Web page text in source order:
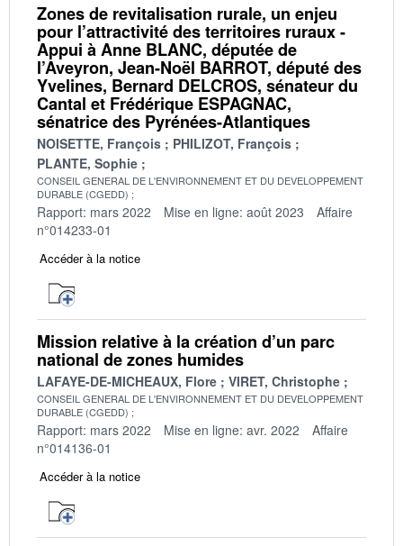
Zones de revitalisation rurale, un enjeu
pour l’attractivité des territoires ruraux -
Appui à Anne BLANC, députée de
l’Aveyron, Jean-Noël BARROT, député des
Yvelines, Bernard DELCROS, sénateur du
Cantal et Frédérique ESPAGNAC,
sénatrice des Pyrénées-Atlantiques
NOISETTE, François
PHILIZOT, François
PLANTE, Sophie
CONSEIL GENERAL DE L'ENVIRONNEMENT ET DU DEVELOPPEMENT
DURABLE (CGEDD)
Rapport: mars 2022 Mise en ligne: août 2023
Affaire
n°014233-01
Accéder à la notice
Mission relative à la création d’un parc
national de zones humides
LAFAYE-DE-MICHEAUX, Flore VIRET, Christophe
CONSEIL GENERAL DE L'ENVIRONNEMENT ET DU DEVELOPPEMENT
DURABLE (CGEDD)
Rapport: mars 2022 Mise en ligne: avr. 2022
Affaire
n°014136-01
Accéder à la notice